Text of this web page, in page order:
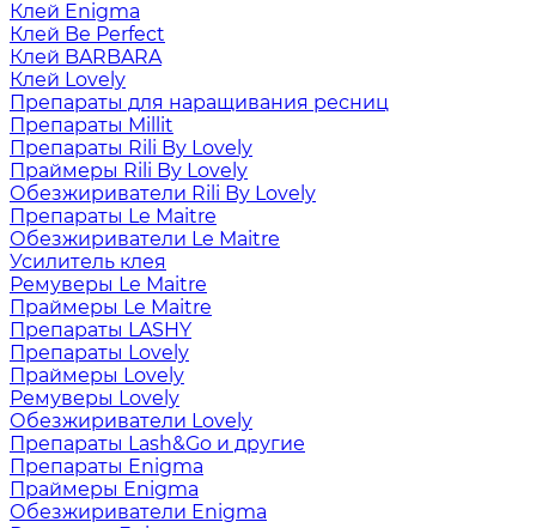
Клей Enigma
Клей Be Perfect
Клей BARBARA
Клей Lovely
Препараты для наращивания ресниц
Препараты Millit
Препараты Rili By Lovely
Праймеры Rili By Lovely
Обезжириватели Rili By Lovely
Препараты Le Maitre
Обезжириватели Le Maitre
Усилитель клея
Ремуверы Le Maitre
Праймеры Le Maitre
Препараты LASHY
Препараты Lovely
Праймеры Lovely
Ремуверы Lovely
Обезжириватели Lovely
Препараты Lash&Go и другие
Препараты Enigma
Праймеры Enigma
Обезжириватели Enigma